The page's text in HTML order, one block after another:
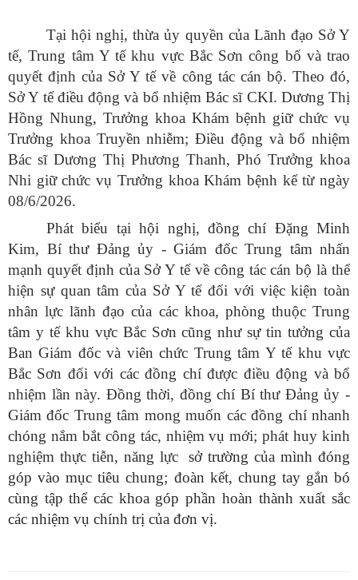
Tại hội nghị, thừa ủy quyền của Lãnh đạo Sở Y
tế, Trung tâm Y tế khu vực Bắc Sơn công bố và trao
quyết định của Sở Y tế về công tác cán bộ. Theo đó,
Sở Y tế điều động và bổ nhiệm Bác sĩ CKI. Dương Thị
Hồng Nhung, Trưởng khoa Khám bệnh giữ chức vụ
Trưởng khoa Truyền nhiễm; Điều động và bổ nhiệm
Bác sĩ Dương Thị Phương Thanh, Phó Trưởng khoa
Nhi giữ chức vụ Trưởng khoa Khám bệnh kể từ ngày
08/6/2026.
Phát biểu tại hội nghị, đồng chí Đặng Minh
Kim, Bí thư Đảng ủy - Giám đốc Trung tâm nhấn
mạnh quyết định của Sở Y tế về công tác cán bộ là thể
hiện sự quan tâm của Sở Y tế đối với việc kiện toàn
nhân lực lãnh đạo của các khoa, phòng thuộc Trung
tâm y tế khu vực Bắc Sơn cũng như sự tin tưởng của
Ban Giám đốc và viên chức Trung tâm Y tế khu vực
Bắc Sơn đối với các đồng chí được điều động và bổ
nhiệm lần này. Đồng thời, đồng chí Bí thư Đảng ủy -
Giám đốc Trung tâm mong muốn các đồng chí nhanh
chóng nắm bắt công tác, nhiệm vụ mới; phát huy kinh
nghiệm thực tiễn, năng lực
sở trường của mình đóng
góp vào mục tiêu chung; đoàn kết, chung tay gắn bó
cùng tập thể các khoa góp phần hoàn thành xuất sắc
các nhiệm vụ chính trị của đơn vị.